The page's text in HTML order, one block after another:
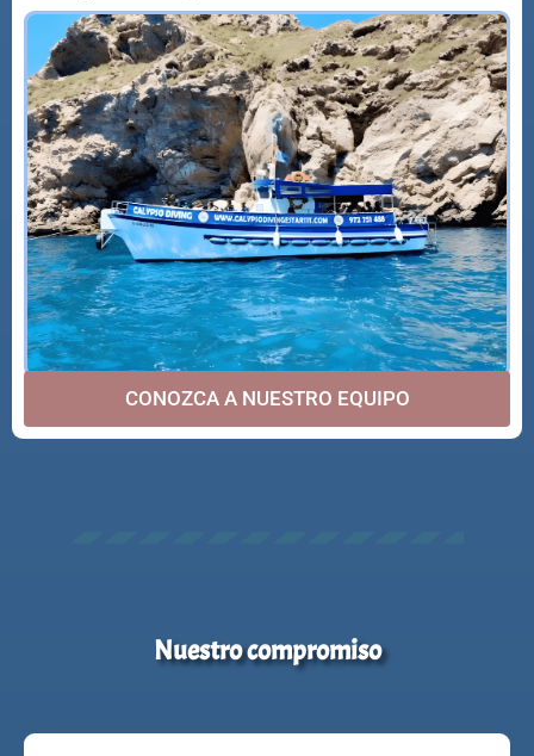
CONOZCA A NUESTRO EQUIPO
Nuestro compromiso